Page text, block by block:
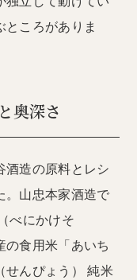
ところがありま
奥深さ
酒造の原料とレシ
。山忠本家酒造で
べにかけそ
の食用米「あいち
せんぴょう） 純米